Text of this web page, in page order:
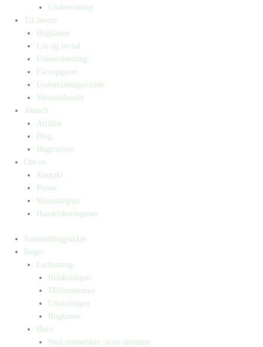
Undervisning
Til lærere
Bogkasser
Lix og let-tal
Universlæsning
Elevopgaver
Undervisningsforløb
Messekalender
Aktuelt
Artikler
Blog
Bogtrailere
Om os
Kontakt
Presse
Manuskripter
Handelsbetingelser
Sommerbogpakker
Bøger
Letlæsning
Indskolingen
Mellemtrinnet
Udskolingen
Bogkasser
Børn
Små mennesker, store drømme